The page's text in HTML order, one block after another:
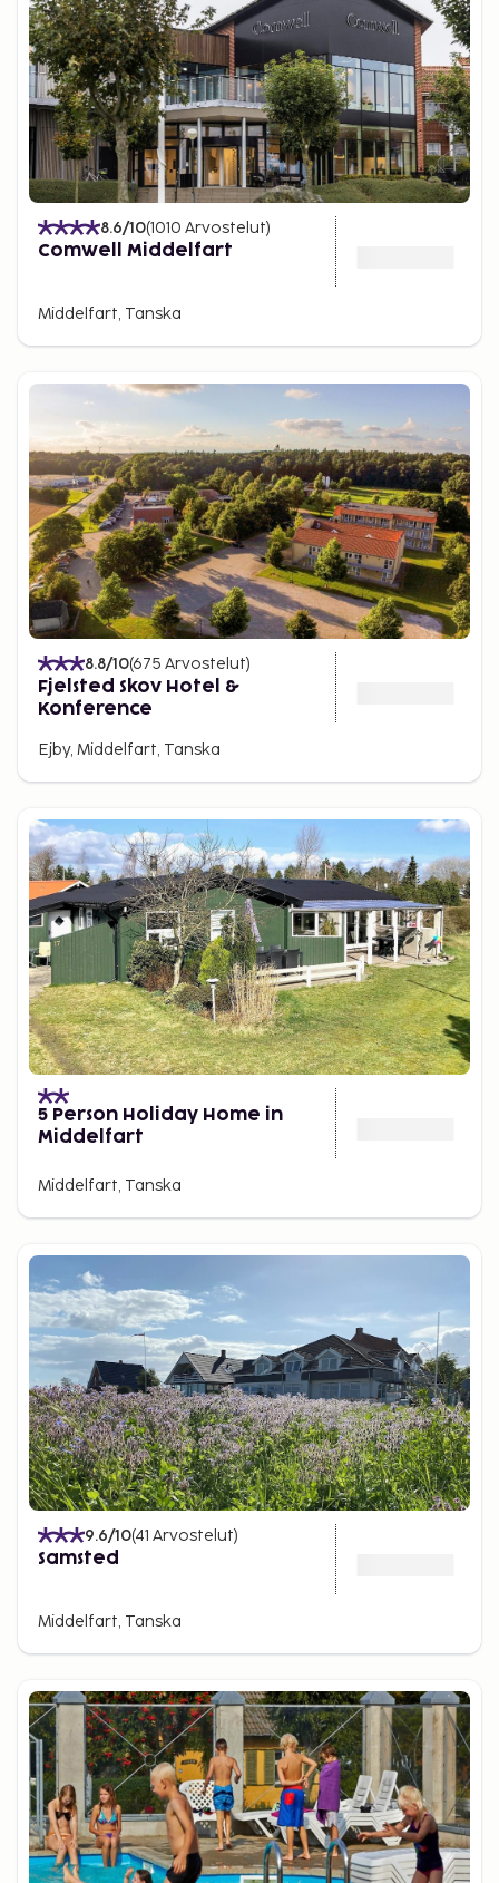
8.6/10(1010 Arvostelut)
Comwell Middelfart
Middelfart, Tanska
8.8/10(675 Arvostelut)
Fjelsted Skov Hotel &
Konference
Ejby, Middelfart, Tanska
5 Person Holiday Home in
Middelfart
Middelfart, Tanska
9.6/10(41 Arvostelut)
Samsted
Middelfart, Tanska